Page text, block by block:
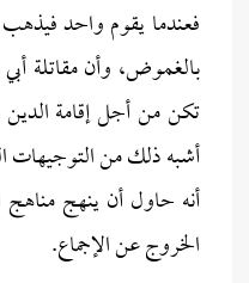
فعندما يقوم واحد
بالغموض، وأن مقاتلة
تكن من أجل إقامة
أشبه ذلك من التوجيهات
أنه حاول أن ينهج
الخروج عن الإجماع.